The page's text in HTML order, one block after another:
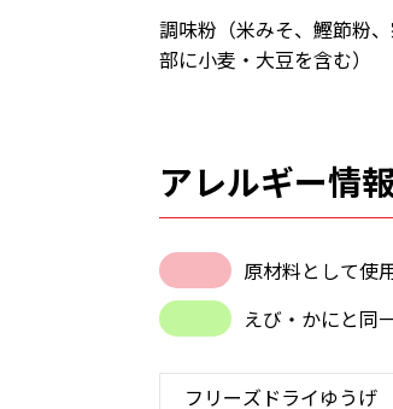
調味粉（米みそ、鰹節粉
部に小麦・大豆を含む）
アレルギー情
原材料として使
えび・かにと同